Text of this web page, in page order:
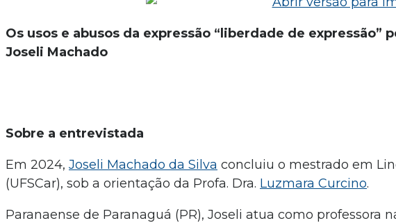
Os usos e abusos da expressão “liberdade de
Joseli Machado
Sobre a entrevistada
Em 2024, Joseli Machado da Silva concluiu o mestrado em
(UFSCar), sob a orientação da Profa. Dra. Luzmara Curcino.
Paranaense de Paranaguá (PR), Joseli atua como professora